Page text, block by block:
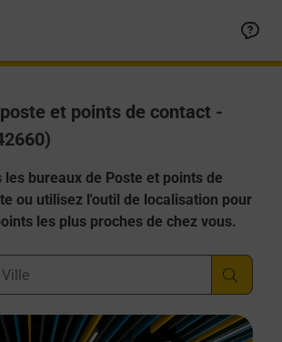
et points de contact -
les bureaux de Poste et points de
ou utilisez l'outil de localisation pour
les plus proches de chez vous.
Code Postal